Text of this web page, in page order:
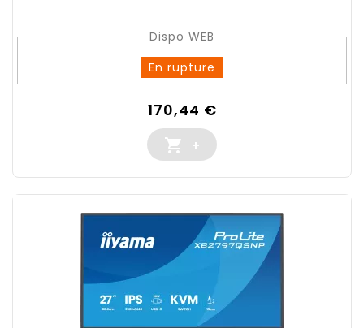
Dispo WEB
En rupture
Prix
170,44 €
 +